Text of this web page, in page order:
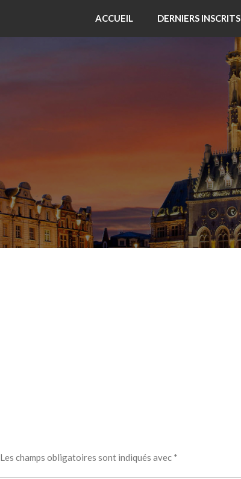
ACCUEIL DERNIERS INSCRITS
Les champs obligatoires sont indiqués avec *